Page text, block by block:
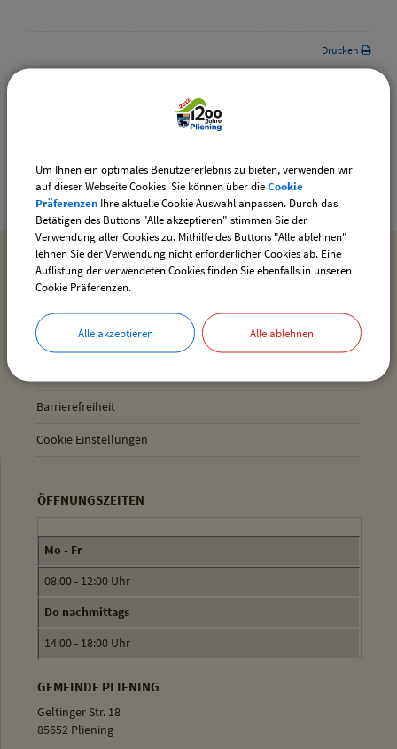
85652 Pliening
Drucken
MEHR ENTDECKEN
Impressum
Barrierefreiheit
Cookie Einstellungen
ÖFFNUNGSZEITEN
Mo - Fr
08:00 - 12:00 Uhr
Do nachmittags
14:00 - 18:00 Uhr
GEMEINDE PLIENING
Geltinger Str. 18
85652 Pliening
Um Ihnen ein optimales Benutzererlebnis zu bieten, verwenden wir
auf dieser Webseite Cookies. Sie können über dieCookie
Präferenzen Ihre aktuelle Cookie Auswahl anpassen. Durch das
Betätigen des Buttons "Alle akzeptieren" stimmen Sie der
Verwendung aller Cookies zu. Mithilfe des Buttons "Alle ablehnen"
lehnen Sie der Verwendung nicht erforderlicher Cookies ab. Eine
Auflistung der verwendeten Cookies finden Sie ebenfalls in unseren
Cookie Präferenzen.
Alle akzeptieren Alle ablehnen